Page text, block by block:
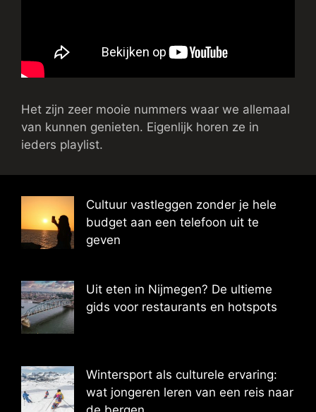
Het zijn zeer mooie nummers waar we allemaal
van kunnen genieten. Eigenlijk horen ze in
ieders playlist.
Cultuur vastleggen zonder je hele
budget aan een telefoon uit te
geven
Uit eten in Nijmegen? De ultieme
gids voor restaurants en hotspots
Wintersport als culturele ervaring:
wat jongeren leren van een reis naar